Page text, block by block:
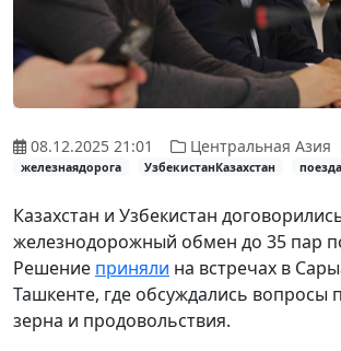
08.12.2025 21:01 Центральная Азия
железнаядорога УзбекистанКазахстан поезда
Казахстан и Узбекистан
железнодорожный обмен до 35 пар
Решение приняли на встречах в
Ташкенте, где обсуждались вопросы
зерна и продовольствия.